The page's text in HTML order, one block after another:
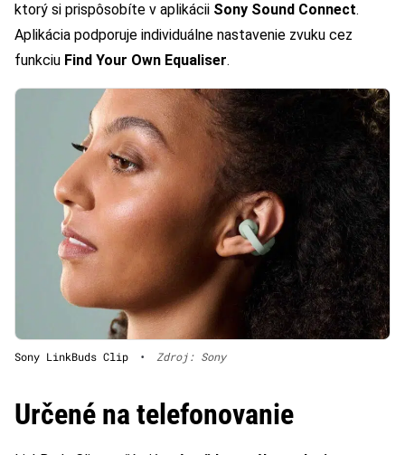
ktorý si prispôsobíte v aplikácii Sony Sound Connect.
Aplikácia podporuje individuálne nastavenie zvuku cez
funkciu Find Your Own Equaliser.
Sony LinkBuds Clip • Zdroj: Sony
Určené na telefonovanie